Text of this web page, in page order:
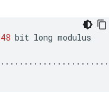
bit long modulus